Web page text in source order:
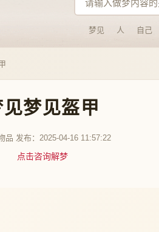
梦见 人 自己
见梦见盔甲
品 发布：2025-04-16 11:57:22
点击咨询解梦